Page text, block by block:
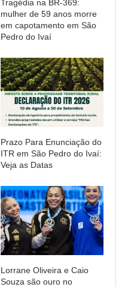
Tragédia na BR-369:
mulher de 59 anos morre
em capotamento em São
Pedro do Ivaí
Prazo Para Enunciação do
ITR em São Pedro do Ivaí:
Veja as Datas
Lorrane Oliveira e Caio
Souza são ouro no